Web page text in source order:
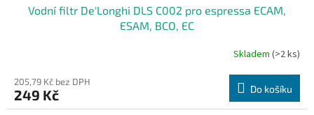
Vodní filtr De'Longhi DLS C002 pro espressa ECAM,
ESAM, BCO, EC
Skladem (>2 ks)
205,79 Kč bez DPH
249 Kč Do košíku